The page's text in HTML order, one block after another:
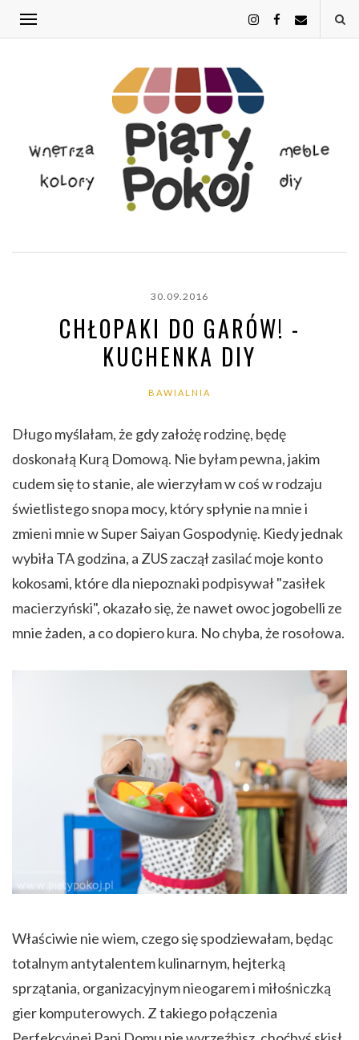
30.09.2016
CHŁOPAKI DO GARÓW! -
KUCHENKA DIY
BAWIALNIA
Długo myślałam, że gdy założę rodzinę, będę
doskonałą Kurą Domową. Nie byłam pewna, jakim
cudem się to stanie, ale wierzyłam w coś w rodzaju
świetlistego snopa mocy, który spłynie na mnie i
zmieni mnie w Super Saiyan Gospodynię. Kiedy jednak
wybiła TA godzina, a ZUS zaczął zasilać moje konto
kokosami, które dla niepoznaki podpisywał "zasiłek
macierzyński", okazało się, że nawet owoc jogobelli ze
mnie żaden, a co dopiero kura. No chyba, że rosołowa.
Właściwie nie wiem, czego się spodziewałam, będąc
totalnym antytalentem kulinarnym, hejterką
sprzątania, organizacyjnym nieogarem i miłośniczką
gier komputerowych. Z takiego połączenia